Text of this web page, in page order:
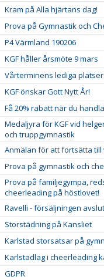
Kram på Alla hjärtans dag!
Prova på Gymnastik och
P4 Värmland 190206
KGF håller årsmöte 9 mars
Vårterminens lediga
KGF önskar Gott Nytt År!
Få 20% rabatt när du
Medaljyra för KGF vid
och truppgymnastik
Anmälan för att fortsätta till
Prova på gymnastik och
Prova på familjegympa,
cheerleading på höstlovet!
Ravelli - försäljningen
Storstädning på Kansliet
Karlstad storsatsar på
Karlstadlag i cheerleading
GDPR